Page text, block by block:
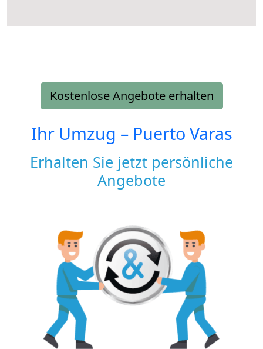
Kostenlose Angebote erhalten
Ihr Umzug – Puerto Varas
Erhalten Sie jetzt persönliche
Angebote